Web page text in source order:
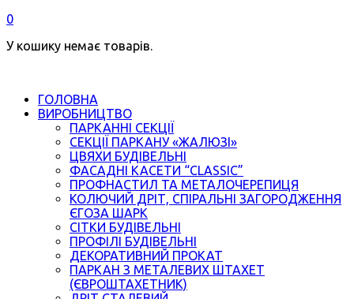
0
У кошику немає товарів.
ГОЛОВНА
ВИРОБНИЦТВО
ПАРКАННІ СЕКЦІЇ
СЕКЦІЇ ПАРКАНУ «ЖАЛЮЗІ»
ЦВЯХИ БУДІВЕЛЬНІ
ФАСАДНІ КАСЕТИ “CLASSIC”
ПРОФНАСТИЛ ТА МЕТАЛОЧЕРЕПИЦЯ
КОЛЮЧИЙ ДРІТ, СПІРАЛЬНІ ЗАГОРОДЖЕННЯ
ЄГОЗА ШАРК
СІТКИ БУДІВЕЛЬНІ
ПРОФІЛІ БУДІВЕЛЬНІ
ДЕКОРАТИВНИЙ ПРОКАТ
ПАРКАН З МЕТАЛЕВИХ ШТАХЕТ
(ЄВРОШТАХЕТНИК)